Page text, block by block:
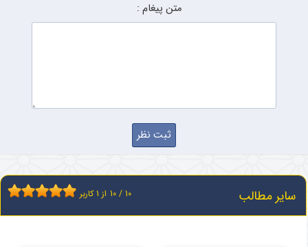
متن پیغام :
سایر مطالب 10 / 10 از 1کاربر